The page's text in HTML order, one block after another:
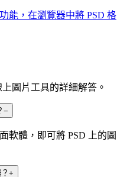
能，在瀏覽器中將 PSD 格
圖片工具的詳細解答。
−
軟體，即可將 PSD 上的圖
+